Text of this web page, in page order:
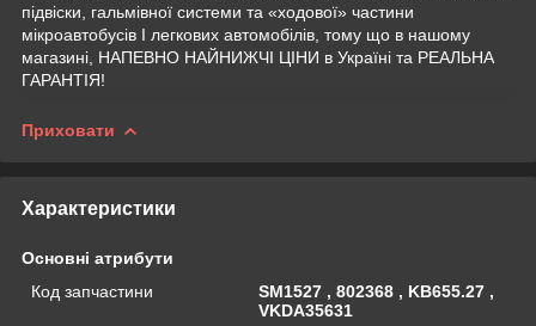
підвіски, гальмівної системи та «ходової» частини
мікроавтобусів І легкових автомобілів, тому що в нашому
магазині, НАПЕВНО НАЙНИЖЧІ ЦІНИ в Україні та РЕАЛЬНА
ГАРАНТІЯ!
Приховати
Характеристики
Основні атрибути
Код запчастини
SM1527 , 802368 , KB655.27 ,
VKDA35631